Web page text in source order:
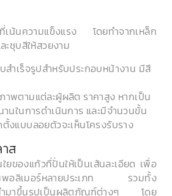
ที่เน้นความแข็งแรง โดยทำจากเหล็ก
ชุบสีให้สวยงาม
สำเร็จรูปสำหรับประกอบหน้างาน มีสี
พตามแต่ละผู้ผลิต ราคาสูง หากเป็น
านในการดำเนินการ และมีจำนวนขั้น
งแบบลอยตัวจะเห็นโครงรับราง
ส
ยของแก้วที่ปั่นให้เป็นเส้นละเอียด เพื่อ
ในพอลิเมอร์หลายประเภท รวมทั้ง
ำมาขึ้นรูปเป็นผลิตภัณฑ์ต่างๆ โดย